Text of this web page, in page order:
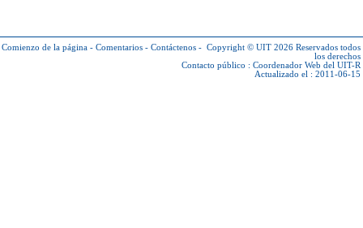
Comienzo de la página - Comentarios - Contáctenos - Copyright © UIT 2026 Reservados todos
los derechos
Contacto público : Coordenador Web del UIT-R
Actualizado el : 2011-06-15